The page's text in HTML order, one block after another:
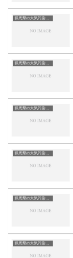
群馬県の大気汚染・PM2.5・黄砂・エアロゾルの数値
群馬県の大気汚染・PM2.5・黄砂・エアロゾルの数値
群馬県の大気汚染・PM2.5・黄砂・エアロゾルの数値
群馬県の大気汚染・PM2.5・黄砂・エアロゾルの数値
群馬県の大気汚染・PM2.5・黄砂・エアロゾルの数値
群馬県の大気汚染・PM2.5・黄砂・エアロゾルの数値